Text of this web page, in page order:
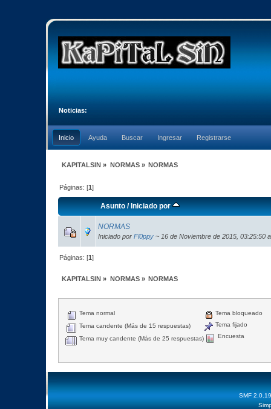
Noticias:
Inicio Ayuda Buscar Ingresar Registrarse
KAPITALSIN » NORMAS» NORMAS
Páginas: [1]
Asunto/Iniciado por
NORMAS
Iniciado por Fl0ppy ~ 16 de Noviembre de 2015, 03:25:50
Páginas: [1]
KAPITALSIN » NORMAS» NORMAS
Tema normal
Tema candente (Más de 15 respuestas)
Tema muy candente (Más de 25 respuestas)
Tema bloqueado
Tema fijado
Encuesta
SMF 2.0.19